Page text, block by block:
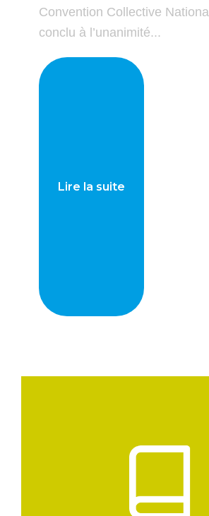
Convention Collective
conclu à l’unanimité...
Lire la suite